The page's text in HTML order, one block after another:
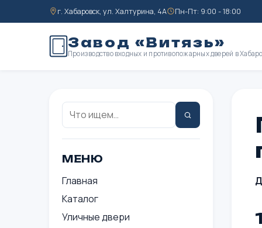
г. Хабаровск, ул. Халтурина, 4А Пн-Пт: 9:00 - 18:00
Завод «Витязь»
Производство входных и противопожарных дверей в
Поиск:
Найти
МЕНЮ
Главная
Каталог
Уличные двери